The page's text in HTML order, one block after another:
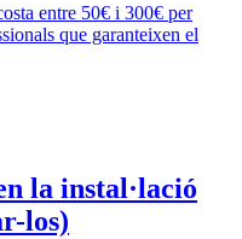
entre 50€ i 300€ per
que garanteixen el
la instal·lació
los)